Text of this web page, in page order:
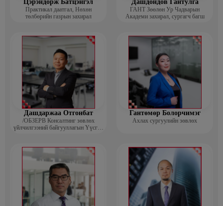
Цэрэндорж Батцэнгэл
Практикал даатгал, Нөхөн
төлбөрийн газрын захирал
Дашдондов Гантулга
ГАНТ Зөөлөн Ур Чадварын
Академи захирал, сургагч багш
Дашдаржаа Отгонбат
/ОБЗЕРВ Консалтинг зөвлөх
үйлчилгээний байгууллагын Үүсгэн
Гантөмөр Болорчимэг
Ахлах сургуулийн зөвлөх